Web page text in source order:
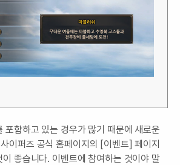
포함하고 있는 경우가 많기 때문에 새로운
이퍼즈 공식 홈페이지의 [이벤트] 페이지
좋습니다. 이벤트에 참여하는 것이야 말